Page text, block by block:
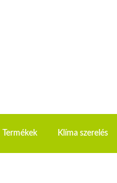
Termékek Klíma szerelés